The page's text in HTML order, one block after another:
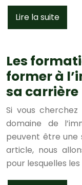
Lire la suite
Les
former à
sa carrière
Si vous
domaine de
peuvent être une
article, nous
pour lesquelles